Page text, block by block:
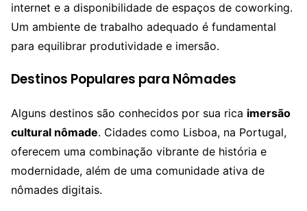
internet e a disponibilidade de espaços de coworking.
Um ambiente de trabalho adequado é fundamental
para equilibrar produtividade e imersão.
Destinos Populares para Nômades
Alguns destinos são conhecidos por sua rica imersão
cultural nômade. Cidades como Lisboa, na Portugal,
oferecem uma combinação vibrante de história e
modernidade, além de uma comunidade ativa de
nômades digitais.